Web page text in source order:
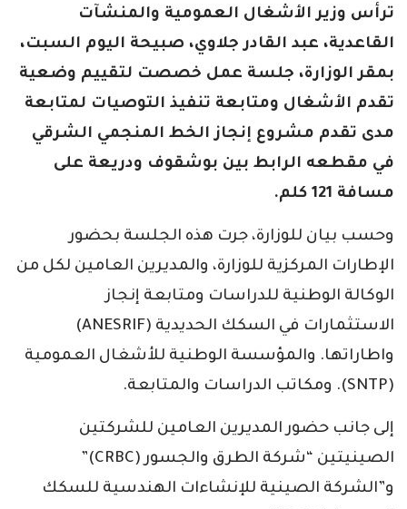
ترأس وزير الأشغال العمومية والمنشآت
القاعدية، عبد القادر جلاوي، صبيحة اليوم السبت،
بمقر الوزارة، جلسة عمل خصصت لتقييم وضعية
تقدم الأشغال ومتابعة تنفيذ التوصيات لمتابعة
مدى تقدم مشروع إنجاز الخط المنجمي الشرقي
في مقطعه الرابط بين بوشقوف ودريعة على
مسافة 121 كلم.
وحسب بيان للوزارة، جرت هذه الجلسة بحضور
الإطارات المركزية للوزارة، والمديرين العامين لكل من
الوكالة الوطنية للدراسات ومتابعة إنجاز
الاستثمارات في السكك الحديدية (ANESRIF)
واطاراتها. والمؤسسة الوطنية للأشغال العمومية
(SNTP). ومكاتب الدراسات والمتابعة.
إلى جانب حضور المديرين العامين للشركتين
الصينيتين “شركة الطرق والجسور (CRBC)”
و”الشركة الصينية للإنشاءات الهندسية للسكك